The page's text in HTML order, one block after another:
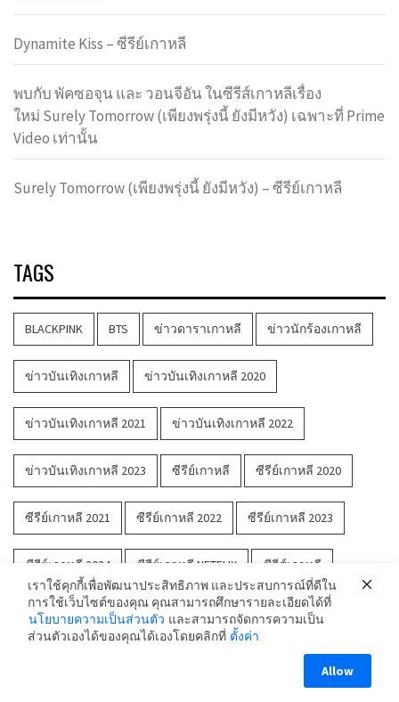
Dynamite Kiss – ซีรีย์เกาหลี
พบกับ พัคซอจุน และ วอนจีอัน ในซีรีส์เกาหลีเรื่อง
ใหม่ Surely Tomorrow (เพียงพรุ่งนี้ ยังมีหวัง) เฉพาะที่ Prime
Video เท่านั้น
Surely Tomorrow (เพียงพรุ่งนี้ ยังมีหวัง) – ซีรีย์เกาหลี
TAGS
BLACKPINK BTS ข่าวดาราเกาหลี ข่าวนักร้องเกาหลี
ข่าวบันเทิงเกาหลี ข่าวบันเทิงเกาหลี 2020
ข่าวบันเทิงเกาหลี 2021 ข่าวบันเทิงเกาหลี 2022
ข่าวบันเทิงเกาหลี 2023 ซีรีย์เกาหลี ซีรีย์เกาหลี 2020
ซีรีย์เกาหลี 2021 ซีรีย์เกาหลี 2022 ซีรีย์เกาหลี 2023
ซีรีย์เกาหลี 2024 ซีรีย์เกาหลี NETFLIX ซีรีส์เกาหลี
ซีรีส์เกาหลี 2021 ซีรีส์เกาหลี 2022 ซีรีส์เกาหลี 2023
เราใช้คุกกี้เพื่อพัฒนาประสิทธิภาพ และประสบการณ์ที่ดีใน
การใช้เว็บไซต์ของคุณ คุณสามารถศึกษารายละเอียดได้ที่
นโยบายความเป็นส่วนตัว และสามารถจัดการความเป็น
ส่วนตัวเองได้ของคุณได้เองโดยคลิกที่ ตั้งค่า
Allow